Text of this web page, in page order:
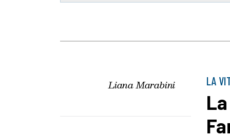
Liana Marabini LA